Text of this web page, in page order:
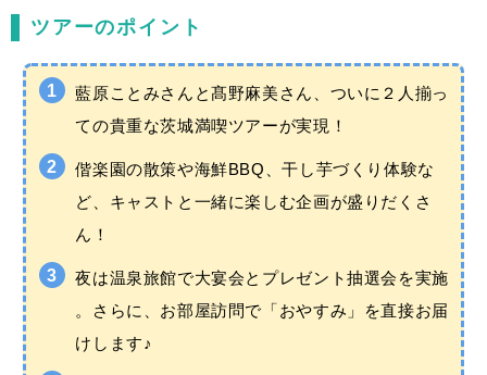
ツアーのポイント
藍原ことみさんと髙野麻美さん、ついに２人揃っ
ての貴重な茨城満喫ツアーが実現！
偕楽園の散策や海鮮BBQ、干し芋づくり体験な
ど、キャストと一緒に楽しむ企画が盛りだくさ
ん！
夜は温泉旅館で大宴会とプレゼント抽選会を実施
。さらに、お部屋訪問で「おやすみ」を直接お届
けします♪